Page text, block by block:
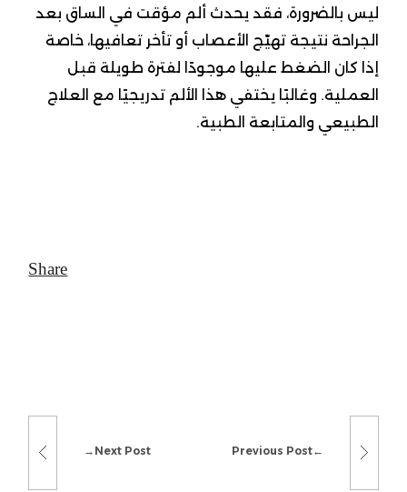
ليس بالضرورة، فقد يحدث ألم مؤقت في الساق بعد
الجراحة نتيجة تهيّج الأعصاب أو تأخر تعافيها، خاصة
إذا كان الضغط عليها موجودًا لفترة طويلة قبل
العملية. وغالبًا يختفي هذا الألم تدريجيًا مع العلاج
الطبيعي والمتابعة الطبية.
Previous Post
Next Post